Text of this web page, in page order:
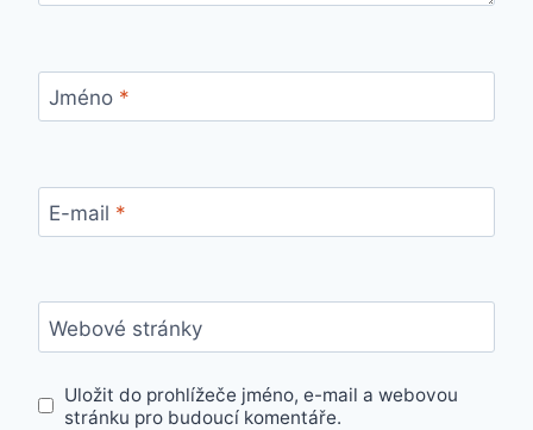
Jméno *
E-mail *
Webové stránky
Uložit do prohlížeče jméno, e-mail a webovou
stránku pro budoucí komentáře.